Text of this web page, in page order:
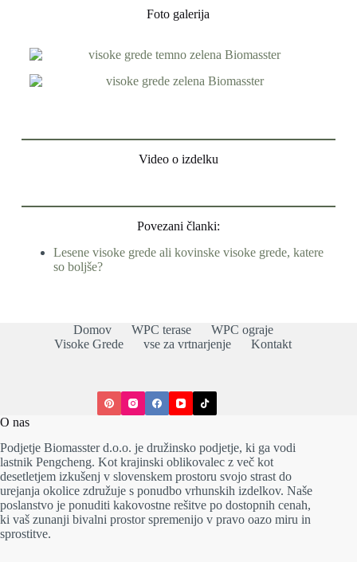
Foto galerija
Video o izdelku
Povezani članki:
Lesene visoke grede ali kovinske visoke grede, katere
so boljše?
Domov WPC terase
WPC ograje
Visoke Grede
vse za vrtnarjenje Kontakt
O nas
Podjetje Biomasster d.o.o. je družinsko podjetje, ki ga vodi
lastnik Pengcheng. Kot krajinski oblikovalec z več kot
desetletjem izkušenj v slovenskem prostoru svojo strast do
urejanja okolice združuje s ponudbo vrhunskih izdelkov. Naše
poslanstvo je ponuditi kakovostne rešitve po dostopnih cenah,
ki vaš zunanji bivalni prostor spremenijo v pravo oazo miru in
sprostitve.